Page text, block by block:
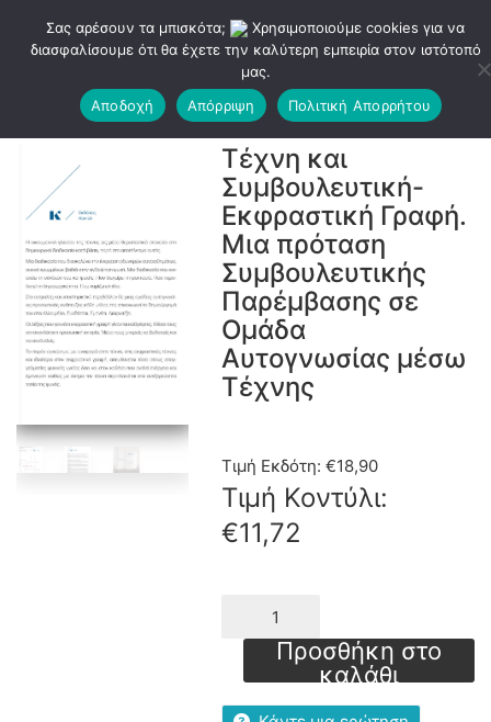
Τέχνη και
Συμβουλευτική-
Εκφραστική Γραφή.
Μια πρόταση
Συμβουλευτικής
Παρέμβασης σε
Ομάδα
Αυτογνωσίας μέσω
Τέχνης
Τιμή Εκδότη: €18,90
Τιμή Κοντύλι:
€11,72
Συμβουλευτική-
Εκφραστική
Γραφή.
Μια
Προσθήκη στο
καλάθι
Σας αρέσουν τα μπισκότα;
Χρησιμοποιούμε cookies για να
διασφαλίσουμε ότι θα έχετε την καλύτερη εμπειρία στον ιστότοπό
μας.
Αποδοχή
Απόρριψη Πολιτική Απορρήτου